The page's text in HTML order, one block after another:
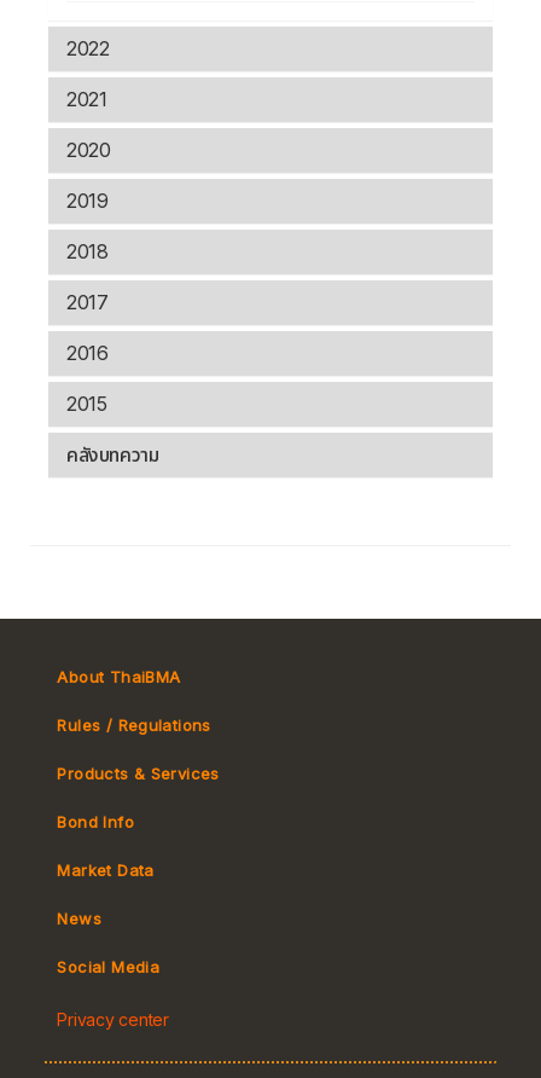
2022
2021
2020
2019
2018
2017
2016
2015
คลังบทความ
About ThaiBMA
Rules / Regulations
Tax
Products & Services
MeBond
e-bookbuilding
Bond Info
Market Data
Yield Curve
News
Social Media
Privacy center